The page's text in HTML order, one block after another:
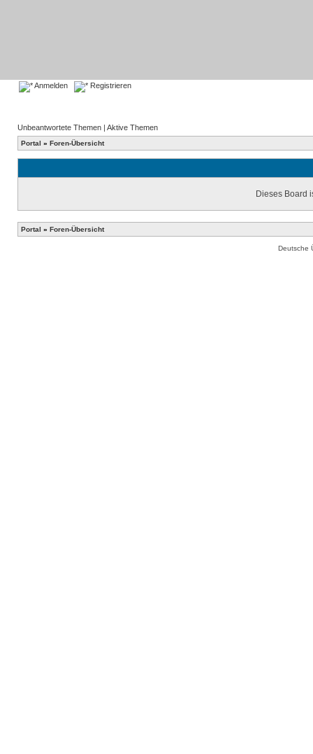
Anmelden Registrieren
Unbeantwortete Themen | Aktive Themen
Portal » Foren-Übersicht
Dieses Board
Portal » Foren-Übersicht
Deutsche